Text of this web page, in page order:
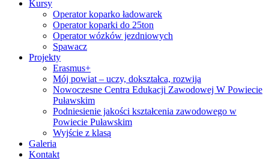
Kursy
Operator koparko ładowarek
Operator koparki do 25ton
Operator wózków jezdniowych
Spawacz
Projekty
Erasmus+
Mój powiat – uczy, dokształca, rozwija
Nowoczesne Centra Edukacji Zawodowej W Powiecie
Puławskim
Podniesienie jakości kształcenia zawodowego w
Powiecie Puławskim
Wyjście z klasą
Galeria
Kontakt